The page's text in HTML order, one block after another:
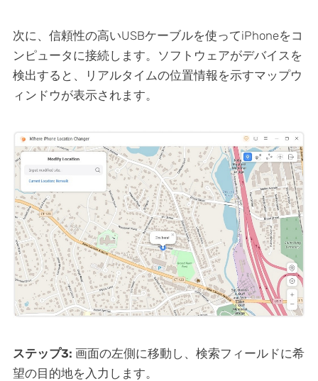
次に、信頼性の高いUSBケーブルを使ってiPhoneをコ
ンピュータに接続します。ソフトウェアがデバイスを
検出すると、リアルタイムの位置情報を示すマップウ
ィンドウが表示されます。
ステップ3: 画面の左側に移動し、検索フィールドに希
望の目的地を入力します。